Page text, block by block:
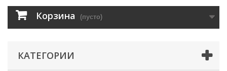
Корзина (пусто)
КАТЕГОРИИ